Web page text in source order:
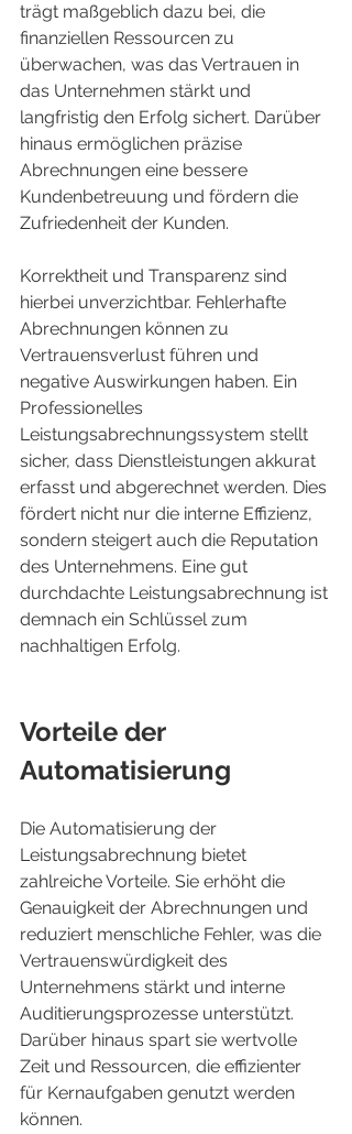
trägt maßgeblich dazu bei, die
finanziellen Ressourcen zu
überwachen, was das Vertrauen in
das Unternehmen stärkt und
langfristig den Erfolg sichert. Darüber
hinaus ermöglichen präzise
Abrechnungen eine bessere
Kundenbetreuung und fördern die
Zufriedenheit der Kunden.
Korrektheit und Transparenz sind
hierbei unverzichtbar. Fehlerhafte
Abrechnungen können zu
Vertrauensverlust führen und
negative Auswirkungen haben. Ein
Professionelles
Leistungsabrechnungssystem stellt
sicher, dass Dienstleistungen akkurat
erfasst und abgerechnet werden. Dies
fördert nicht nur die interne Effizienz,
sondern steigert auch die Reputation
des Unternehmens. Eine gut
durchdachte Leistungsabrechnung ist
demnach ein Schlüssel zum
nachhaltigen Erfolg.
Vorteile der
Automatisierung
Die Automatisierung der
Leistungsabrechnung bietet
zahlreiche Vorteile. Sie erhöht die
Genauigkeit der Abrechnungen und
reduziert menschliche Fehler, was die
Vertrauenswürdigkeit des
Unternehmens stärkt und interne
Auditierungsprozesse unterstützt.
Darüber hinaus spart sie wertvolle
Zeit und Ressourcen, die effizienter
für Kernaufgaben genutzt werden
können.